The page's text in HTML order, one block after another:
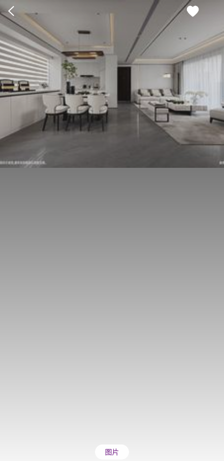
图片